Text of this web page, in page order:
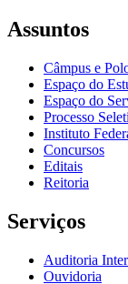
Assuntos
Câmpus e
Espaço do
Espaço do
Processo
Instituto
Concursos
Editais
Reitoria
Serviços
Auditoria
Ouvidoria